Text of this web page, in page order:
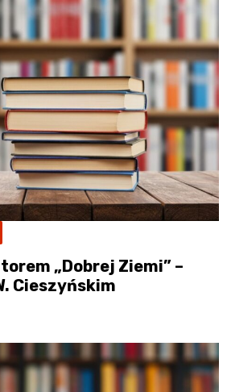
„Dobrej Ziemi” –
Cieszyńskim